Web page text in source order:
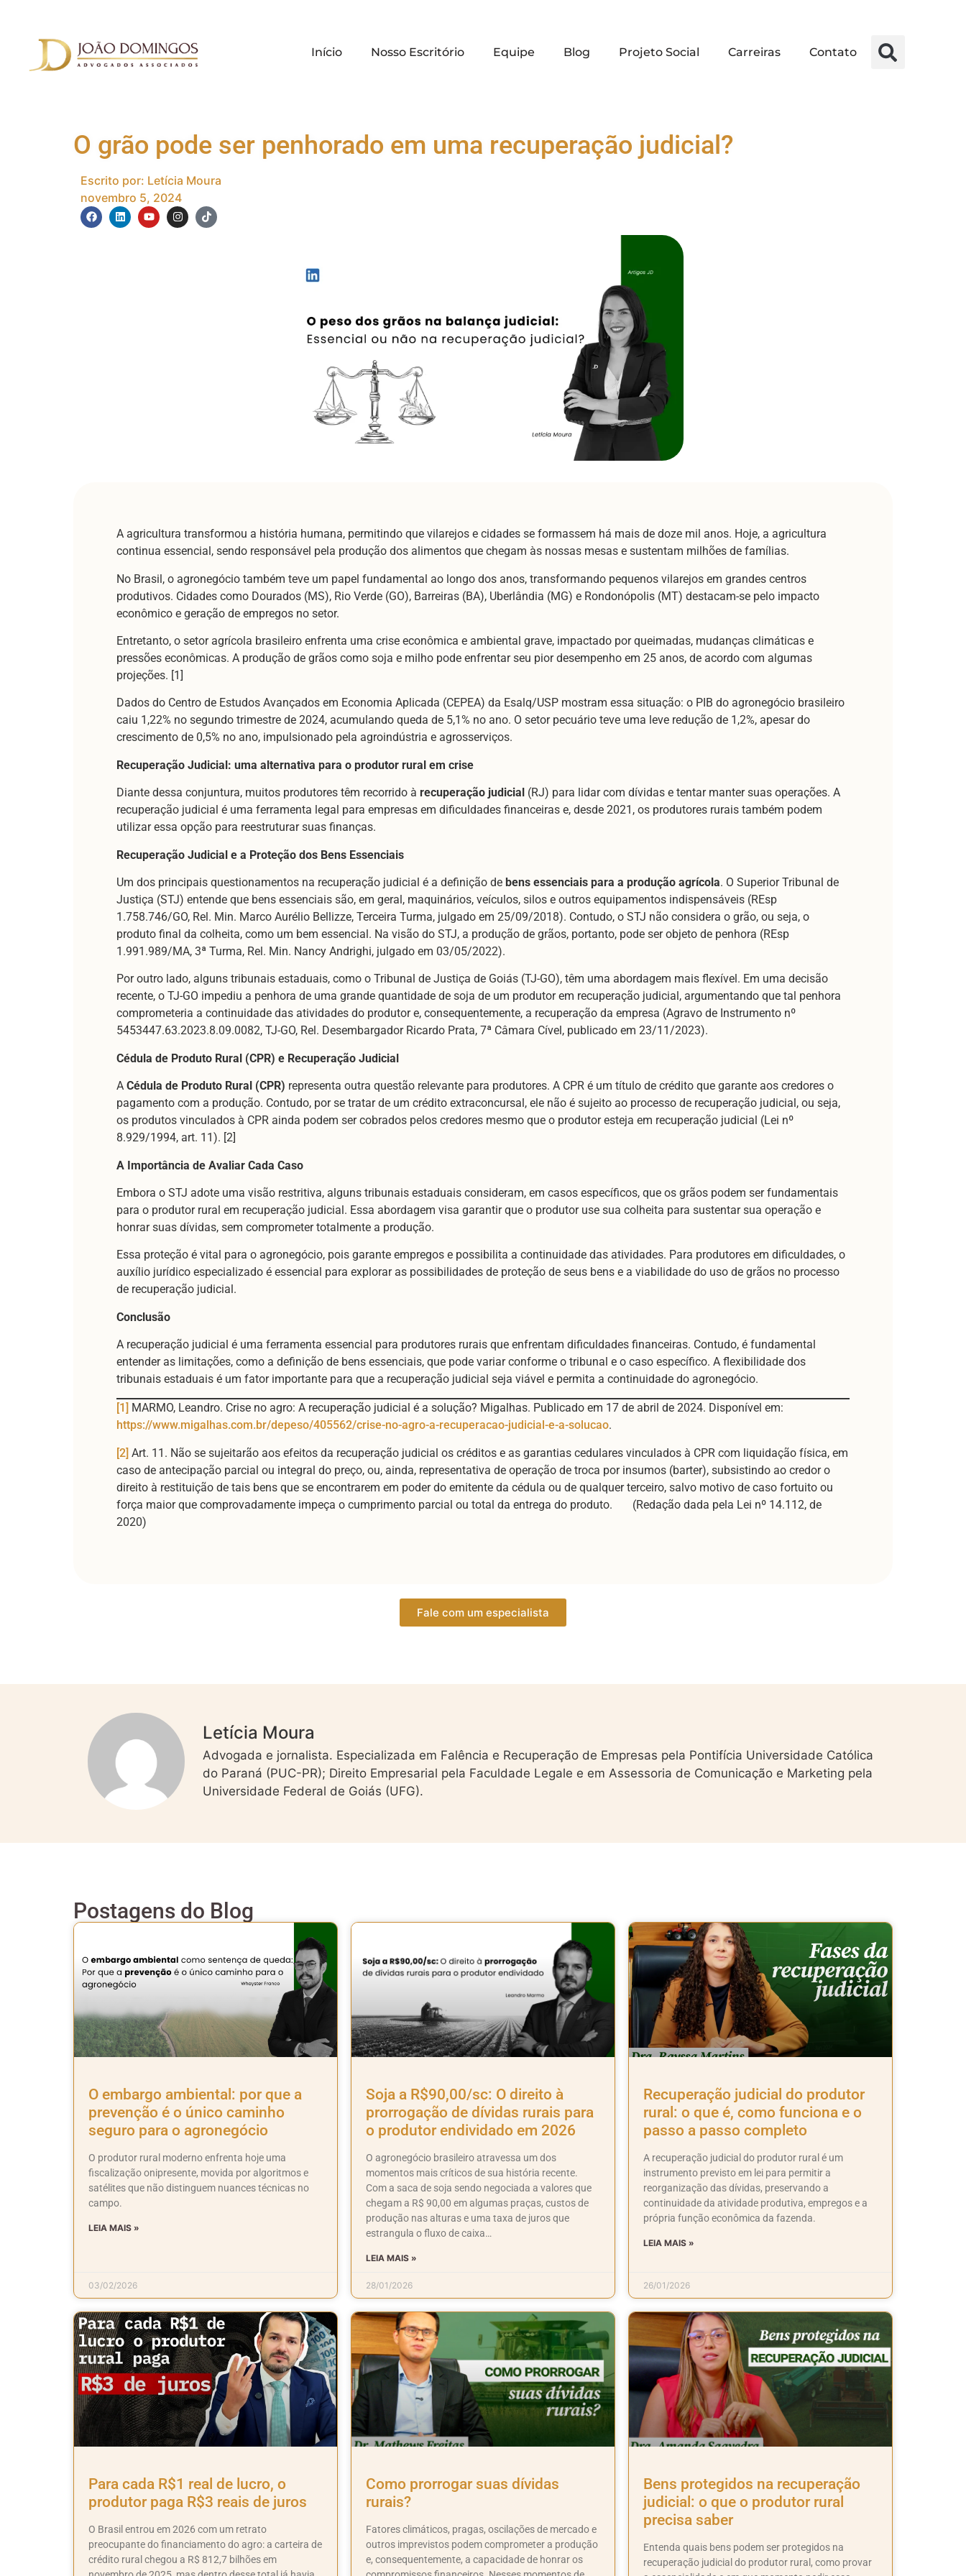
Início Nosso Escritório Equipe Blog Projeto Social Carreiras Contato
O grão pode ser penhorado em uma recuperação judicial?
Escrito por: Letícia Moura
novembro 5, 2024
A agricultura transformou a história humana, permitindo que vilarejos e cidades se formassem há mais de doze mil anos. Hoje, a agricultura
continua essencial, sendo responsável pela produção dos alimentos que chegam às nossas mesas e sustentam milhões de famílias.
No Brasil, o agronegócio também teve um papel fundamental ao longo dos anos, transformando pequenos vilarejos em grandes centros
produtivos. Cidades como Dourados (MS), Rio Verde (GO), Barreiras (BA), Uberlândia (MG) e Rondonópolis (MT) destacam-se pelo impacto
econômico e geração de empregos no setor.
Entretanto, o setor agrícola brasileiro enfrenta uma crise econômica e ambiental grave, impactado por queimadas, mudanças climáticas e
pressões econômicas. A produção de grãos como soja e milho pode enfrentar seu pior desempenho em 25 anos, de acordo com algumas
projeções. [1]
Dados do Centro de Estudos Avançados em Economia Aplicada (CEPEA) da Esalq/USP mostram essa situação: o PIB do agronegócio brasileiro
caiu 1,22% no segundo trimestre de 2024, acumulando queda de 5,1% no ano. O setor pecuário teve uma leve redução de 1,2%, apesar do
crescimento de 0,5% no ano, impulsionado pela agroindústria e agrosserviços.
Recuperação Judicial: uma alternativa para o produtor rural em crise
Diante dessa conjuntura, muitos produtores têm recorrido à recuperação judicial (RJ) para lidar com dívidas e tentar manter suas operações. A
recuperação judicial é uma ferramenta legal para empresas em dificuldades financeiras e, desde 2021, os produtores rurais também podem
utilizar essa opção para reestruturar suas finanças.
Recuperação Judicial e a Proteção dos Bens Essenciais
Um dos principais questionamentos na recuperação judicial é a definição de bens essenciais para a produção agrícola. O Superior Tribunal de
Justiça (STJ) entende que bens essenciais são, em geral, maquinários, veículos, silos e outros equipamentos indispensáveis (REsp
1.758.746/GO, Rel. Min. Marco Aurélio Bellizze, Terceira Turma, julgado em 25/09/2018). Contudo, o STJ não considera o grão, ou seja, o
produto final da colheita, como um bem essencial. Na visão do STJ, a produção de grãos, portanto, pode ser objeto de penhora (REsp
1.991.989/MA, 3ª Turma, Rel. Min. Nancy Andrighi, julgado em 03/05/2022).
Por outro lado, alguns tribunais estaduais, como o Tribunal de Justiça de Goiás (TJ-GO), têm uma abordagem mais flexível. Em uma decisão
recente, o TJ-GO impediu a penhora de uma grande quantidade de soja de um produtor em recuperação judicial, argumentando que tal penhora
comprometeria a continuidade das atividades do produtor e, consequentemente, a recuperação da empresa (Agravo de Instrumento nº
5453447.63.2023.8.09.0082, TJ-GO, Rel. Desembargador Ricardo Prata, 7ª Câmara Cível, publicado em 23/11/2023).
Cédula de Produto Rural (CPR) e Recuperação Judicial
A Cédula de Produto Rural (CPR) representa outra questão relevante para produtores. A CPR é um título de crédito que garante aos credores o
pagamento com a produção. Contudo, por se tratar de um crédito extraconcursal, ele não é sujeito ao processo de recuperação judicial, ou seja,
os produtos vinculados à CPR ainda podem ser cobrados pelos credores mesmo que o produtor esteja em recuperação judicial (Lei nº
8.929/1994, art. 11). [2]
A Importância de Avaliar Cada Caso
Embora o STJ adote uma visão restritiva, alguns tribunais estaduais consideram, em casos específicos, que os grãos podem ser fundamentais
para o produtor rural em recuperação judicial. Essa abordagem visa garantir que o produtor use sua colheita para sustentar sua operação e
honrar suas dívidas, sem comprometer totalmente a produção.
Essa proteção é vital para o agronegócio, pois garante empregos e possibilita a continuidade das atividades. Para produtores em dificuldades, o
auxílio jurídico especializado é essencial para explorar as possibilidades de proteção de seus bens e a viabilidade do uso de grãos no processo
de recuperação judicial.
Conclusão
A recuperação judicial é uma ferramenta essencial para produtores rurais que enfrentam dificuldades financeiras. Contudo, é fundamental
entender as limitações, como a definição de bens essenciais, que pode variar conforme o tribunal e o caso específico. A flexibilidade dos
tribunais estaduais é um fator importante para que a recuperação judicial seja viável e permita a continuidade do agronegócio.
[1] MARMO, Leandro. Crise no agro: A recuperação judicial é a solução? Migalhas. Publicado em 17 de abril de 2024. Disponível em:
https://www.migalhas.com.br/depeso/405562/crise-no-agro-a-recuperacao-judicial-e-a-solucao.
[2] Art. 11. Não se sujeitarão aos efeitos da recuperação judicial os créditos e as garantias cedulares vinculados à CPR com liquidação física, em
caso de antecipação parcial ou integral do preço, ou, ainda, representativa de operação de troca por insumos (barter), subsistindo ao credor o
direito à restituição de tais bens que se encontrarem em poder do emitente da cédula ou de qualquer terceiro, salvo motivo de caso fortuito ou
força maior que comprovadamente impeça o cumprimento parcial ou total da entrega do produto. (Redação dada pela Lei nº 14.112, de
2020)
Fale com um especialista
Letícia Moura
Advogada e jornalista. Especializada em Falência e Recuperação de Empresas pela Pontifícia Universidade Católica
do Paraná (PUC-PR); Direito Empresarial pela Faculdade Legale e em Assessoria de Comunicação e Marketing pela
Universidade Federal de Goiás (UFG).
Postagens do Blog
O embargo ambiental: por que a
prevenção é o único caminho
seguro para o agronegócio
O produtor rural moderno enfrenta hoje uma
fiscalização onipresente, movida por algoritmos e
satélites que não distinguem nuances técnicas no
campo.
LEIA MAIS »
03/02/2026
Soja a R$90,00/sc: O direito à
prorrogação de dívidas rurais para
o produtor endividado em 2026
O agronegócio brasileiro atravessa um dos
momentos mais críticos de sua história recente.
Com a saca de soja sendo negociada a valores que
chegam a R$ 90,00 em algumas praças, custos de
produção nas alturas e uma taxa de juros que
estrangula o fluxo de caixa…
LEIA MAIS »
28/01/2026
Recuperação judicial do produtor
rural: o que é, como funciona e o
passo a passo completo
A recuperação judicial do produtor rural é um
instrumento previsto em lei para permitir a
reorganização das dívidas, preservando a
continuidade da atividade produtiva, empregos e a
própria função econômica da fazenda.
LEIA MAIS »
26/01/2026
Para cada R$1 real de lucro, o
produtor paga R$3 reais de juros
O Brasil entrou em 2026 com um retrato
preocupante do financiamento do agro: a carteira de
crédito rural chegou a R$ 812,7 bilhões em
Como prorrogar suas dívidas
rurais?
Fatores climáticos, pragas, oscilações de mercado e
outros imprevistos podem comprometer a produção
e, consequentemente, a capacidade de honrar os
Bens protegidos na recuperação
judicial: o que o produtor rural
precisa saber
Entenda quais bens podem ser protegidos na
recuperação judicial do produtor rural, como provar